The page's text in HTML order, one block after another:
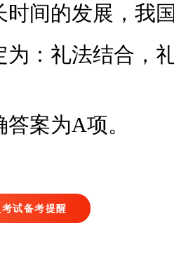
的发展，我国
为：礼法结合，
案为A项。
试备考提醒